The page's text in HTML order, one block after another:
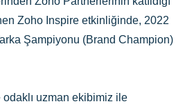
Zoho Inspire etkinliğinde, 2022
Şampiyonu (Brand Champion)
odaklı uzman ekibimiz ile